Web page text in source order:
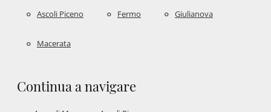
Ascoli Piceno Fermo Giulianova
Macerata
Continua a navigare